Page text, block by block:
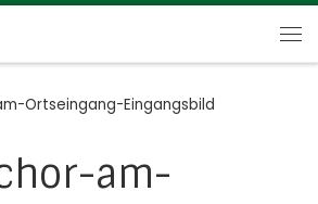
Ortseingang-Eingangsbild
am-